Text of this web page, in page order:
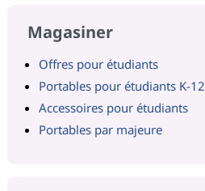
Magasiner
Offres pour étudiants
Portables pour étudiants K-12
Accessoires pour étudiants
Portables par majeure